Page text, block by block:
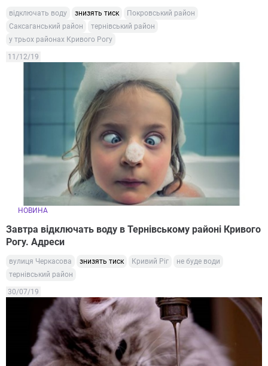
відключать воду знизять тиск
Покровський район
Саксаганський район
тернівський район
у трьох районах Кривого Рогу
11/12/19
НОВИНА
Завтра відключать воду в Тернівському районі Кривого
Рогу. Адреси
вулиця Черкасова знизять тиск Кривий Ріг
не буде води
тернівський район
30/07/19